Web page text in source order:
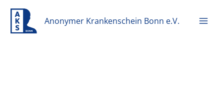
Inhalt
springen
Anonymer Krankenschein Bonn e.V.